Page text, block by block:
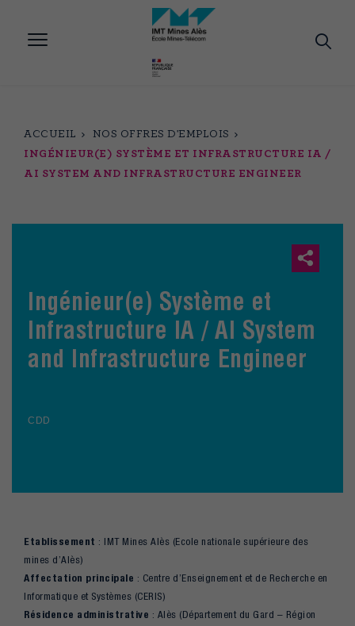
contenu
ACCUEIL
NOS OFFRES D'EMPLOIS
INGÉNIEUR(E) SYSTÈME ET INFRASTRUCTURE IA /
AI SYSTEM AND INFRASTRUCTURE ENGINEER
Ingénieur(e) Système et
Infrastructure IA / AI System
and Infrastructure Engineer
CDD
Etablissement : IMT Mines Alès (Ecole nationale supérieure des
mines d’Alès)
Affectation principale : Centre d’Enseignement et de Recherche en
Informatique et Systèmes (CERIS)
Résidence administrative : Alès (Département du Gard – Région